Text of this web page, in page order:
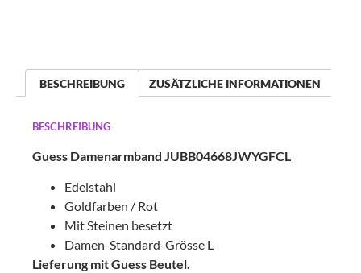
BESCHREIBUNG ZUSÄTZLICHE INFORMATIONEN
BESCHREIBUNG
Guess Damenarmband JUBB04668JWYGFCL
Edelstahl
Goldfarben / Rot
Mit Steinen besetzt
Damen-Standard-Grösse L
Lieferung mit Guess Beutel.